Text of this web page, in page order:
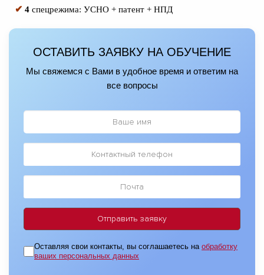
✔ 4 спецрежима: УСНО + патент + НПД
ОСТАВИТЬ ЗАЯВКУ НА ОБУЧЕНИЕ
Мы свяжемся с Вами в удобное время и ответим на
все вопросы
Оставляя свои контакты, вы соглашаетесь на обработку
ваших персональных данных